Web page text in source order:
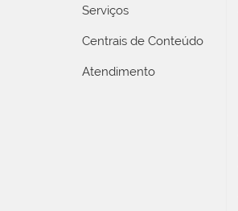
Serviços
Centrais de Conteúdo
Atendimento